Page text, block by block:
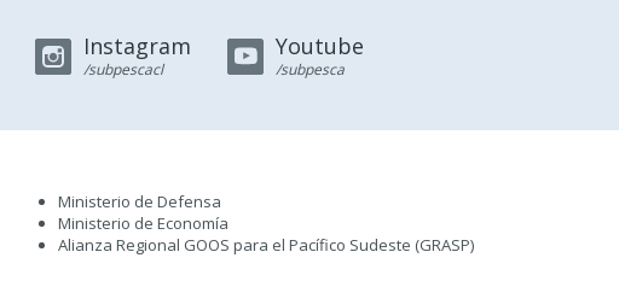
Instagram
/subpescacl
Youtube
/subpesca
Ministerio de Defensa
Ministerio de Economía
Alianza Regional GOOS para el Pacífico Sudeste (GRASP)